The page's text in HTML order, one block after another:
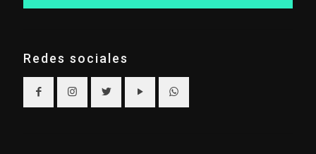
Redes sociales